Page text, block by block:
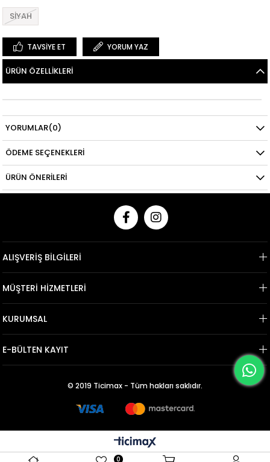
SİYAH
TAVSIYE ET YORUM YAZ
ÜRÜN ÖZELLIKLERI
YORUMLAR(0)
ÖDEME SEÇENEKLERI
ÜRÜN ÖNERILERI
ALIŞVERİŞ BİLGİLERİ
MÜŞTERİ HİZMETLERİ
KURUMSAL
E-BÜLTEN KAYIT
© 2019 Ticimax - Tüm hakları saklıdır.
0